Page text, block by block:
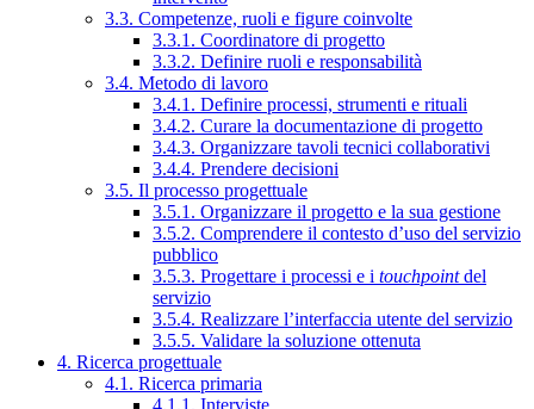
3.3. Competenze, ruoli e figure coinvolte
3.3.1. Coordinatore di progetto
3.3.2. Definire ruoli e responsabilità
3.4. Metodo di lavoro
3.4.1. Definire processi, strumenti e rituali
3.4.2. Curare la documentazione di progetto
3.4.3. Organizzare tavoli tecnici collaborativi
3.4.4. Prendere decisioni
3.5. Il processo progettuale
3.5.1. Organizzare il progetto e la sua gestione
3.5.2. Comprendere il contesto d’uso del servizio
pubblico
3.5.3. Progettare i processi e i touchpointdel
servizio
3.5.4. Realizzare l’interfaccia utente del servizio
3.5.5. Validare la soluzione ottenuta
4. Ricerca progettuale
4.1. Ricerca primaria
4.1.1. Interviste